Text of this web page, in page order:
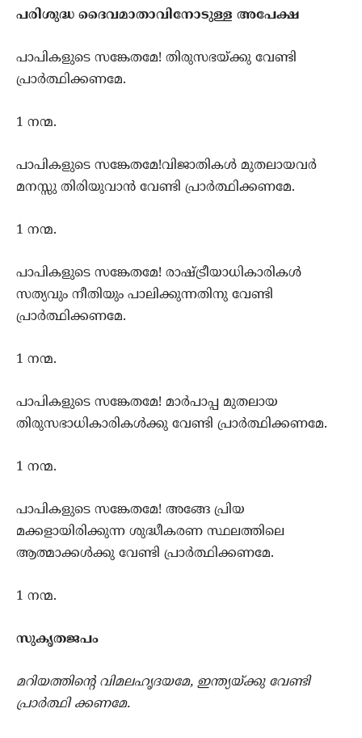
പരിശുദ്ധ ദൈവമാതാവിനോടുള്ള അപേക്ഷ
പാപികളുടെ സങ്കേതമേ! തിരുസഭയ്ക്കു വേണ്ടി
പ്രാര്‍ത്ഥിക്കണമേ.
1 നന്മ.
പാപികളുടെ സങ്കേതമേ!വിജാതികള്‍ മുതലായവര്‍
മനസ്സു തിരിയുവാന്‍ വേണ്ടി പ്രാര്‍ത്ഥിക്കണമേ.
1 നന്മ.
പാപികളുടെ സങ്കേതമേ! രാഷ്ട്രീയാധികാരികള്‍
സത്യവും നീതിയും പാലിക്കുന്നതിനു വേണ്ടി
പ്രാര്‍ത്ഥിക്കണമേ.
1 നന്മ.
പാപികളുടെ സങ്കേതമേ! മാര്‍പാപ്പ മുതലായ
തിരുസഭാധികാരികള്‍ക്കു വേണ്ടി പ്രാര്‍ത്ഥിക്കണമേ.
1 നന്മ.
പാപികളുടെ സങ്കേതമേ! അങ്ങേ പ്രിയ
മക്കളായിരിക്കുന്ന ശുദ്ധീകരണ സ്ഥലത്തിലെ
ആത്മാക്കള്‍ക്കു വേണ്ടി പ്രാര്‍ത്ഥിക്കണമേ.
1 നന്മ.
സുകൃതജപം
മറിയത്തിന്റെ വിമലഹൃദയമേ, ഇന്ത്യയ്ക്കു വേണ്ടി
പ്രാര്‍ത്ഥി ക്കണമേ.